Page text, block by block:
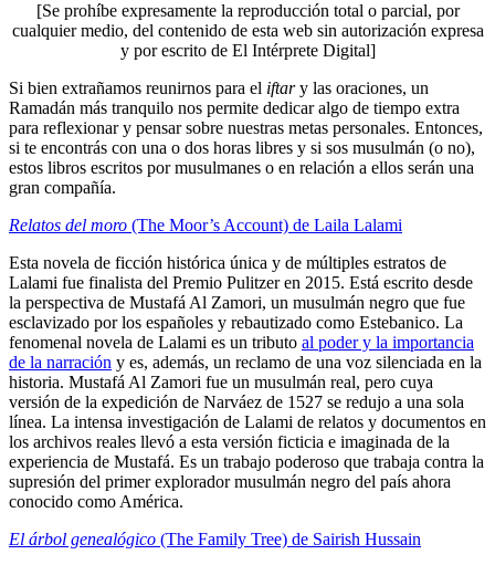
[Se prohíbe expresamente la reproducción total o parcial, por
cualquier medio, del contenido de esta web sin autorización expresa
y por escrito de El Intérprete Digital]
Si bien extrañamos reunirnos para el iftary las oraciones, un
Ramadán más tranquilo nos permite dedicar algo de tiempo extra
para reflexionar y pensar sobre nuestras metas personales. Entonces,
si te encontrás con una o dos horas libres y si sos musulmán (o no),
estos libros escritos por musulmanes o en relación a ellos serán una
gran compañía.
Relatos del moro (The Moor’s Account) de Laila Lalami
Esta novela de ficción histórica única y de múltiples estratos de
Lalami fue finalista del Premio Pulitzer en 2015. Está escrito desde
la perspectiva de Mustafá Al Zamori, un musulmán negro que fue
esclavizado por los españoles y rebautizado como Estebanico. La
fenomenal novela de Lalami es un tributo al poder y la importancia
de la narración y es, además, un reclamo de una voz silenciada en la
historia. Mustafá Al Zamori fue un musulmán real, pero cuya
versión de la expedición de Narváez de 1527 se redujo a una sola
línea. La intensa investigación de Lalami de relatos y documentos en
los archivos reales llevó a esta versión ficticia e imaginada de la
experiencia de Mustafá. Es un trabajo poderoso que trabaja contra la
supresión del primer explorador musulmán negro del país ahora
conocido como América.
El árbol genealógico (The Family Tree) de Sairish Hussain